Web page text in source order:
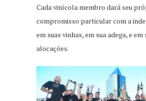
Cada vinícola membro dará seu
compromisso particular com a
em suas vinhas, em sua adega, e em
alocações.